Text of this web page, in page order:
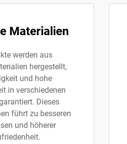
Materialien
werden aus
hergestellt,
und hohe
in verschiedenen
Dieses
führt zu besseren
und höherer